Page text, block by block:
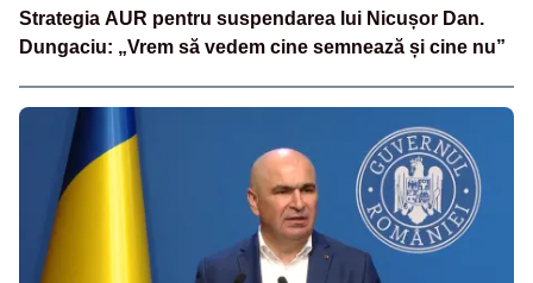
Strategia AUR pentru suspendarea lui Nicușor Dan.
Dungaciu: „Vrem să vedem cine semnează și cine nu”